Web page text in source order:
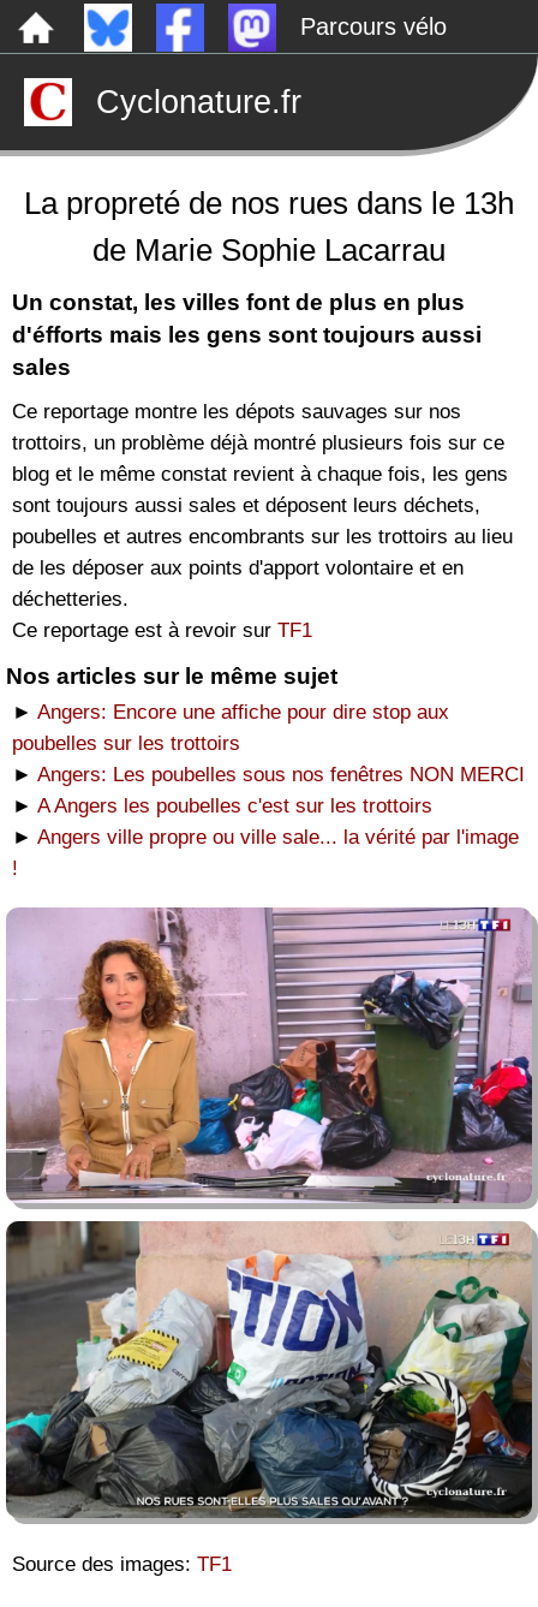
Parcours vélo
Dépôts sauvages
Le canal de Nantes à Brest à vélo
Rechercher
Cyclonature.fr
La propreté de nos rues dans le 13h
de Marie Sophie Lacarrau
Un constat, les villes font de plus en plus
d'éfforts mais les gens sont toujours aussi
sales
Ce reportage montre les dépots sauvages sur nos
trottoirs, un problème déjà montré plusieurs fois sur ce
blog et le même constat revient à chaque fois, les gens
sont toujours aussi sales et déposent leurs déchets,
poubelles et autres encombrants sur les trottoirs au lieu
de les déposer aux points d'apport volontaire et en
déchetteries.
Ce reportage est à revoir sur TF1
Nos articles sur le même sujet
► Angers: Encore une affiche pour dire stop aux
poubelles sur les trottoirs
► Angers: Les poubelles sous nos fenêtres NON MERCI
► A Angers les poubelles c'est sur les trottoirs
► Angers ville propre ou ville sale... la vérité par l'image
!
Source des images: TF1